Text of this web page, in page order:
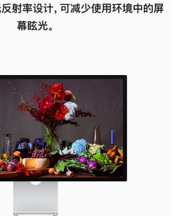
射率设计，可减少使用环境中的屏
幕眩光。